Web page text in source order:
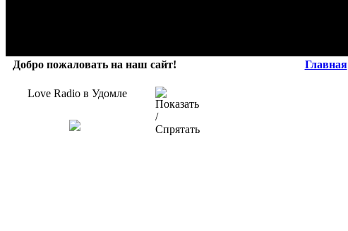
Добро пожаловать на наш сайт! Главная
Love Radio в Удомле